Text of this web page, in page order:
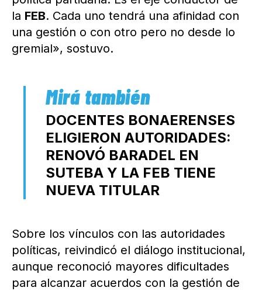
la FEB. Cada uno tendrá una afinidad con
una gestión o con otro pero no desde lo
gremial», sostuvo.
DOCENTES BONAERENSES
ELIGIERON AUTORIDADES:
RENOVÓ BARADEL EN
SUTEBA Y LA FEB TIENE
NUEVA TITULAR
Sobre los vínculos con las autoridades
políticas, reivindicó el diálogo institucional,
aunque reconoció mayores dificultades
para alcanzar acuerdos con la gestión de